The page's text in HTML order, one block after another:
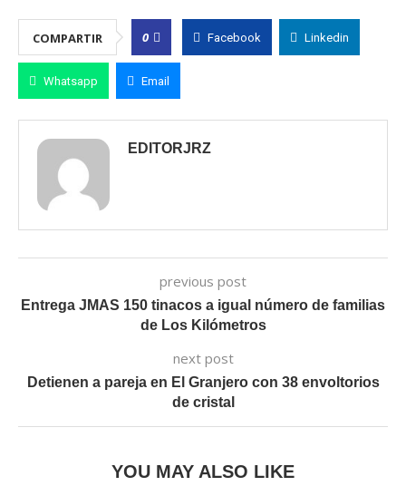
COMPARTIR 0 Facebook Linkedin
Whatsapp Email
EDITORJRZ
previous post
Entrega JMAS 150 tinacos a igual número de familias
de Los Kilómetros
next post
Detienen a pareja en El Granjero con 38 envoltorios
de cristal
YOU MAY ALSO LIKE